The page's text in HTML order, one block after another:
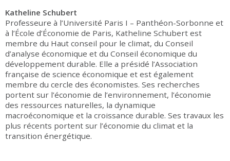
Katheline Schubert
Professeure à l’Université Paris I – Panthéon-Sorbonne et
à l’École d’Économie de Paris, Katheline Schubert est
membre du Haut conseil pour le climat, du Conseil
d’analyse économique et du Conseil économique du
développement durable. Elle a présidé l’Association
française de science économique et est également
membre du cercle des économistes. Ses recherches
portent sur l’économie de l’environnement, l’économie
des ressources naturelles, la dynamique
macroéconomique et la croissance durable. Ses travaux les
plus récents portent sur l’économie du climat et la
transition énergétique.